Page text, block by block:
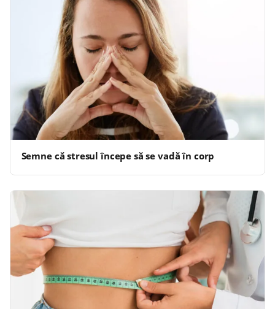
Semne că stresul începe să se vadă în corp